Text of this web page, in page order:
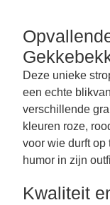
Deze unieke
een echte
verschillende
kleuren roze,
voor wie durft op
humor in zijn
Kwaliteit